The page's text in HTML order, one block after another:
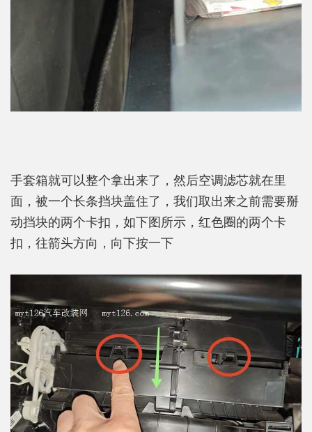
手套箱就可以整个拿出来了，然后空调滤芯就在里
面，被一个长条挡块盖住了，我们取出来之前需要掰
动挡块的两个卡扣，如下图所示，红色圈的两个卡
扣，往箭头方向，向下按一下